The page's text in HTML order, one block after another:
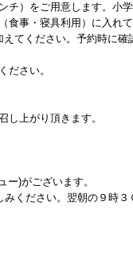
チ）をご用意します。小
事・寝具利用）に入れて
てください。予約時に確
ださい。
し上がり頂きます。
)がございます。
ください。翌朝の９時